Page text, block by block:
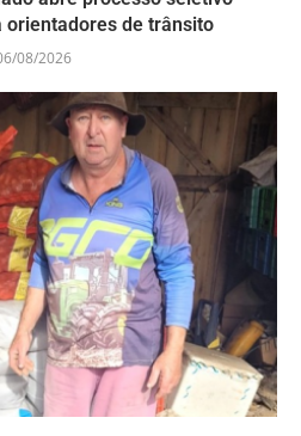
de trânsito
08/2026